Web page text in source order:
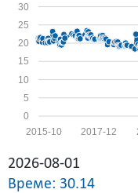
0
5
10
15
20
25
30
2017-12
2015-10
2026-08-01
Време: 30.14